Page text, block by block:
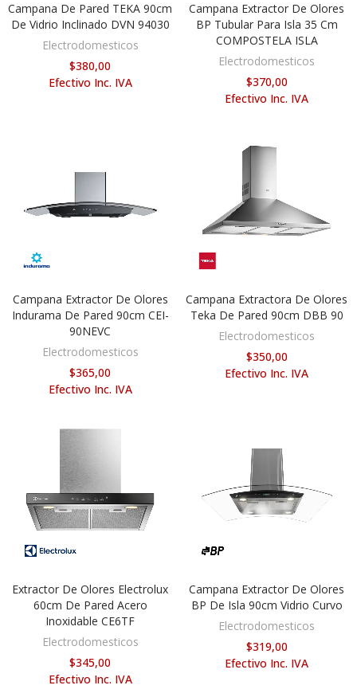
AÑADIR AL CARRITO
Campana De Pared TEKA 90cm
De Vidrio Inclinado DVN 94030
Electrodomesticos
$380,00
Efectivo Inc. IVA
AÑADIR AL CARRITO
Campana Extractor De Olores
BP Tubular Para Isla 35 Cm
COMPOSTELA ISLA
Electrodomesticos
$370,00
Efectivo Inc. IVA
AÑADIR AL CARRITO
Campana Extractor De Olores
Indurama De Pared 90cm CEI-
90NEVC
Electrodomesticos
$365,00
Efectivo Inc. IVA
AÑADIR AL CARRITO
Campana Extractora De Olores
Teka De Pared 90cm DBB 90
Electrodomesticos
$350,00
Efectivo Inc. IVA
AÑADIR AL CARRITO
Extractor De Olores Electrolux
60cm De Pared Acero
Inoxidable CE6TF
Electrodomesticos
$345,00
Efectivo Inc. IVA
AÑADIR AL CARRITO
Campana Extractor De Olores
BP De Isla 90cm Vidrio Curvo
Electrodomesticos
$319,00
Efectivo Inc. IVA